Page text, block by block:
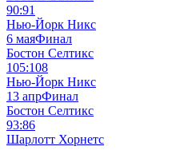
90:91
Нью-Йорк Никс
6 маяФинал
Бостон Селтикс
105:108
Нью-Йорк Никс
13 апрФинал
Бостон Селтикс
93:86
Шарлотт Хорнетс